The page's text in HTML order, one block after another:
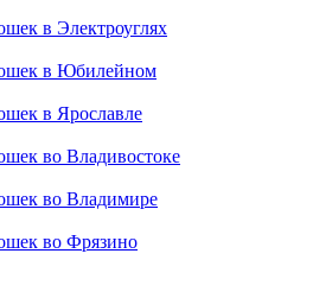
в Электроуглях
в Юбилейном
в Ярославле
во Владивостоке
во Владимире
во Фрязино